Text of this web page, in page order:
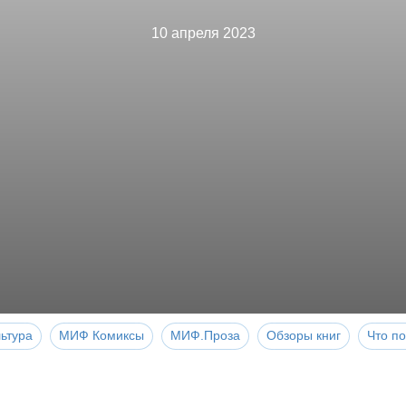
10 апреля 2023
МИФ Комиксы МИФ.Проза Обзоры книг Что